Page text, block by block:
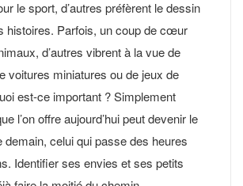
le sport, d’autres préfèrent le dessin
histoires. Parfois, un coup de cœur
d’autres vibrent à la vue de
voitures miniatures ou de jeux de
est-ce important ? Simplement
l’on offre aujourd’hui peut devenir le
demain, celui qui passe des heures
Identifier ses envies et ses petits